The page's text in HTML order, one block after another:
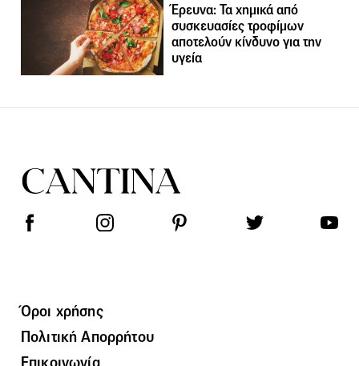
Έρευνα: Τα χημικά από
συσκευασίες τροφίμων
αποτελούν κίνδυνο για την
υγεία
Όροι χρήσης
Πολιτική Απορρήτου
Επικοινωνία